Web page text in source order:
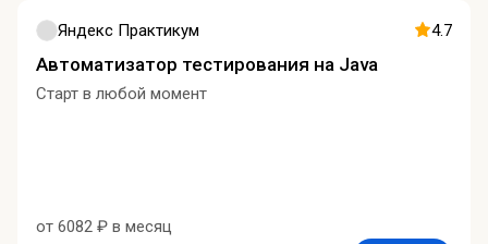
Яндекс Практикум 4.7
Автоматизатор тестирования на Java
Старт в любой момент
от 6082 ₽ в месяц